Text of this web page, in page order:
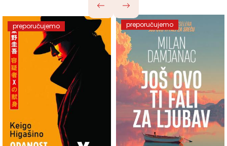
preporučujemo preporučujemo